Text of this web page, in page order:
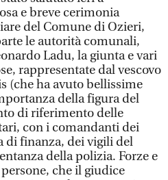
e breve cerimonia
del Comune di Ozieri,
le autorità comunali,
Ladu, la giunta e vari
rappresentate dal vescovo
(che ha avuto bellissime
della figura del
di riferimento delle
con i comandanti dei
di finanza, dei vigili del
della polizia. Forze e
che il giudice